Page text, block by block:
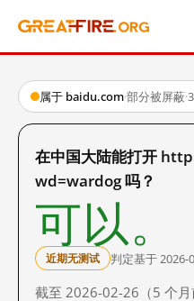
属于 baidu.com·部分被屏蔽·
在中国大陆能打开
wd=wardog 吗？
可以。
近期无测试 判定基于 2026-
截至 2026-02-26（5 个